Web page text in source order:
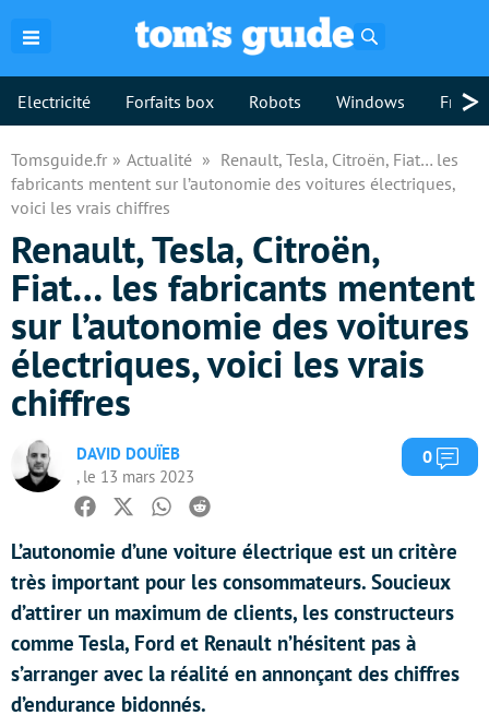
Electricité Forfaits box Robots Windows >
Tomsguide.fr Actualité
Renault, Tesla, Citroën, Fiat… les
fabricants mentent sur l’autonomie des voitures électriques,
voici les vrais chiffres
Renault, Tesla, Citroën,
Fiat… les fabricants mentent
sur l’autonomie des voitures
électriques, voici les vrais
chiffres
DAVID DOUÏEB
, le 13 mars 2023
0
Facebook
TwitterWhatsapp
Reddit
L’autonomie d’une voiture électrique est un critère
très important pour les consommateurs. Soucieux
d’attirer un maximum de clients, les constructeurs
comme Tesla, Ford et Renault n’hésitent pas à
s’arranger avec la réalité en annonçant des chiffres
d’endurance bidonnés.